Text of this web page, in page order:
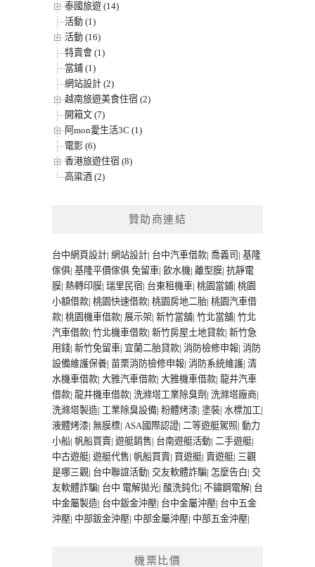
泰國旅遊 (14)
活動 (1)
活動 (16)
特賣會 (1)
當鋪 (1)
網站設計 (2)
越南旅遊美食住宿 (2)
開箱文 (7)
阿mon愛生活3C (1)
電影 (6)
香港旅遊住宿 (8)
高粱酒 (2)
贊助商連結
台中網頁設計| 網站設計| 台中汽車借款| 喬義司 | 基隆
傢俱| 基隆平價傢俱 免留車| 飲水機| 離型膜| 抗靜電
膜| 熱轉印膜| 瑞里民宿| 台東租機車| 桃園當鋪| 桃園
小額借款| 桃園快速借款| 桃園房地二胎| 桃園汽車借
款| 桃園機車借款| 展示架| 新竹當舖| 竹北當舖| 竹北
汽車借款| 竹北機車借款| 新竹房屋土地貸款| 新竹急
用錢| 新竹免留車| 宜蘭二胎貸款| 消防檢修申報| 消防
設備維護保養| 苗栗消防檢修申報| 消防系統維護| 清
水機車借款| 大雅汽車借款| 大雅機車借款| 龍井汽車
借款| 龍井機車借款| 洗滌塔工業除臭劑 | 洗滌塔廠商|
洗滌塔製造| 工業除臭設備| 粉體烤漆| 塗裝| 水標加工|
液體烤漆| 無膜標| ASA國際認證| 二等遊艇駕照| 動力
小船| 帆船買賣| 遊艇銷售| 台南遊艇活動| 二手遊艇|
中古遊艇| 遊艇代售| 帆船買賣| 買遊艇| 賣遊艇| 三觀
是哪三觀| 台中聯誼活動| 交友軟體詐騙| 怎麼告白| 交
友軟體詐騙| 台中 電解拋光| 酸洗鈍化| 不鏽鋼電解| 台
中金屬製造| 台中鈑金沖壓| 台中金屬沖壓| 台中五金
沖壓| 中部鈑金沖壓| 中部金屬沖壓| 中部五金沖壓|
機票比價